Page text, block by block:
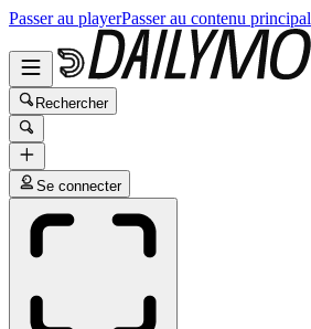
Passer au playerPasser au contenu principal
Rechercher
Se connecter